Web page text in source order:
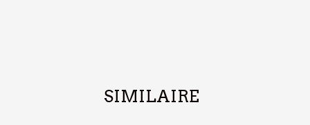
SIMILAIRE